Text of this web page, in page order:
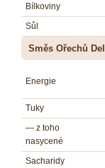
Bílkoviny
Sůl
Směs Ořechů
Energie
Tuky
— z toho
nasycené
Sacharidy